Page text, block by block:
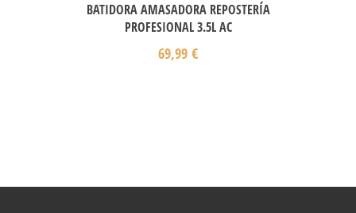
BATIDORA AMASADORA REPOSTERÍA
PROFESIONAL 3.5L AC
69,99 €